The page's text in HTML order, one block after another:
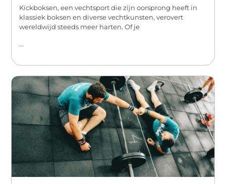
Kickboksen, een vechtsport die zijn oorsprong heeft in
klassiek boksen en diverse vechtkunsten, verovert
wereldwijd steeds meer harten. Of je
...